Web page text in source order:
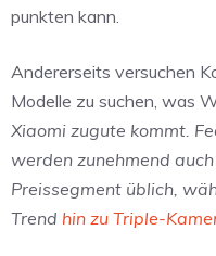
punkten kann.
Andererseits versuchen
Modelle zu suchen, was
Xiaomi zugute kommt.
werden zunehmend
Preissegment üblich,
Trend hin zu Triple-